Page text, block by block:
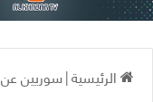
الرئيسية|سوريين